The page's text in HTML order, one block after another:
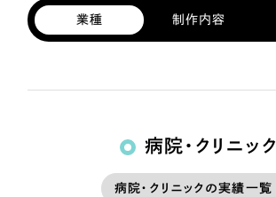
業種 制作内容
病院・クリニック
病院・クリニックの実績一覧